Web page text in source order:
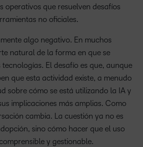
operativos que resuelven desafíos
no oficiales.
algo negativo. En muchos
natural de la forma en que se
El desafío es que, aunque
que esta actividad existe, a menudo
sobre cómo se está utilizando la IA y
implicaciones más amplias. Como
cambia. La cuestión ya no es
sino cómo hacer que el uso
y gestionable.